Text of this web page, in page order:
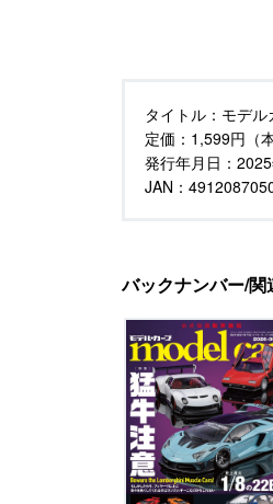
タイトル： モデ
定価： 1,599円（
発行年月日：
JAN：
バックナンバー/関